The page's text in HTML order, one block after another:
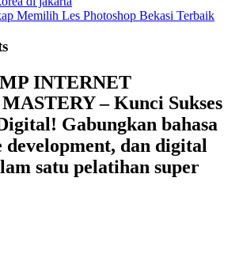
Memilih Les Photoshop Bekasi Terbaik
INTERNET
– Kunci Sukses
Gabungkan bahasa
development, dan digital
satu pelatihan super